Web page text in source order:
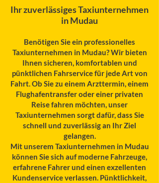
Ihr zuverlässiges Taxiunternehmen
in Mudau
Benötigen Sie ein professionelles
Taxiunternehmen in Mudau? Wir bieten
Ihnen sicheren, komfortablen und
pünktlichen Fahrservice für jede Art von
Fahrt. Ob Sie zu einem Arzttermin, einem
Flughafentransfer oder einer privaten
Reise fahren möchten, unser
Taxiunternehmen sorgt dafür, dass Sie
schnell und zuverlässig an Ihr Ziel
gelangen.
Mit unserem Taxiunternehmen in Mudau
können Sie sich auf moderne Fahrzeuge,
erfahrene Fahrer und einen exzellenten
Kundenservice verlassen. Pünktlichkeit,